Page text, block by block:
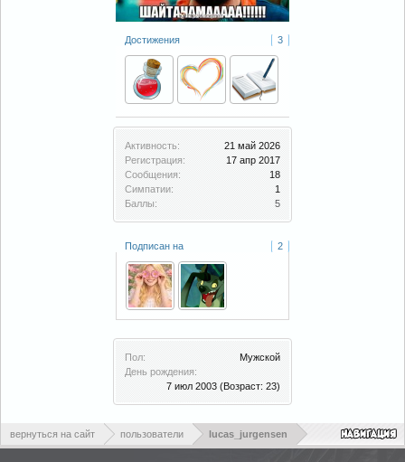
Достижения 3
Активность:
21 май 2026
Регистрация:
17 апр 2017
Сообщения:
18
Симпатии:
1
Баллы:
5
Подписан на 2
Пол:
Мужской
День рождения:
7 июл 2003 (Возраст: 23)
вернуться на сайт пользователи lucas_jurgensen